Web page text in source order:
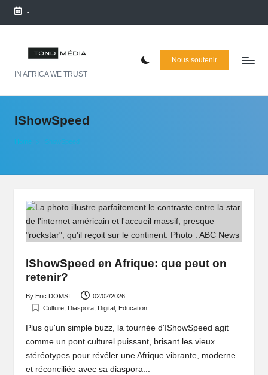
Skip
-
õ
n
d
M
d
ia
L
P
o
rt
ai
IN AFRICA WE TRUST
Nous soutenir
IShowSpeed
Home IShowSpeed
IShowSpeed en Afrique: que peut on
retenir?
Posted
by
By Eric DOMSI 02/02/2026
Posted
in
Culture Diaspora Digital Education
Plus qu'un simple buzz, la tournée d'IShowSpeed agit
comme un pont culturel puissant, brisant les vieux
stéréotypes pour révéler une Afrique vibrante, moderne
et réconciliée avec sa diaspora...